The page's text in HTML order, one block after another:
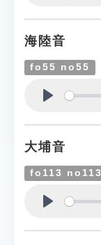
海陸音
fo55 no55
大埔音
fo113 no113